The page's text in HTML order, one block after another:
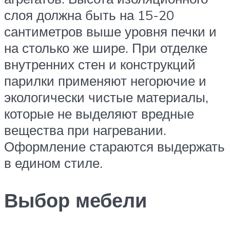
слоя должна быть на 15-20
сантиметров выше уровня печки и
на столько же шире. При отделке
внутренних стен и конструкций
парилки применяют негорючие и
экологически чистые материалы,
которые не выделяют вредные
вещества при нагревании.
Оформление стараются выдержать
в едином стиле.
Выбор мебели